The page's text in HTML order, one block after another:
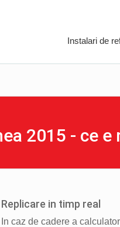
Instalari de
2015 - ce e
Replicare in timp real
In caz de cadere a